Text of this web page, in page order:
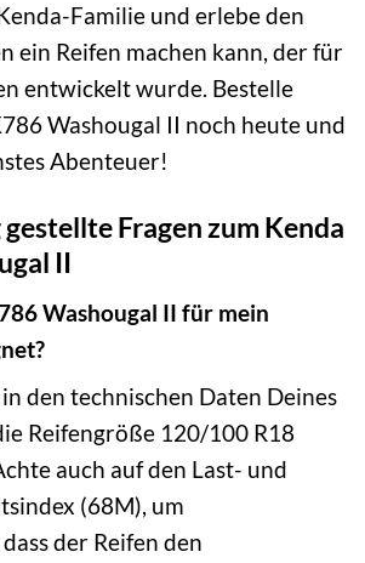
Familie und erlebe den
ein Reifen machen kann, der für
entwickelt wurde. Bestelle
Washougal II noch heute und
Abenteuer!
gestellte Fragen zum Kenda
II
Washougal II für mein
den technischen Daten Deines
Reifengröße 120/100 R18
auch auf den Last- und
(68M), um
der Reifen den